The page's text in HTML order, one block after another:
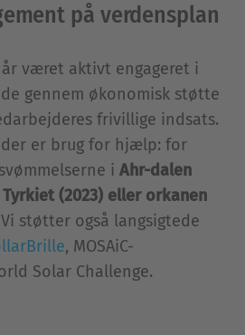
på verdensplan
år været aktivt engageret i
gennem økonomisk støtte
frivillige indsats.
er brug for hjælp: for
i Ahr-dalen
(2023) eller orkanen
støtter også langsigtede
, MOSAiC-
Solar Challenge.